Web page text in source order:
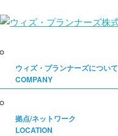
ウィズ・プランナーズについて
COMPANY
拠点/ネットワーク
LOCATION